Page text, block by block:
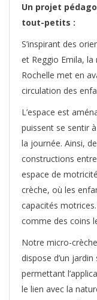
Un projet
tout-petits :
S’inspirant des
et Reggio Emila,
Rochelle met en
circulation des
L’espace est
puissent se sentir
la journée. Ainsi,
constructions
espace de
crèche, où les
capacités
comme des coins
Notre micro-
dispose d’un
permettant
le lien avec la